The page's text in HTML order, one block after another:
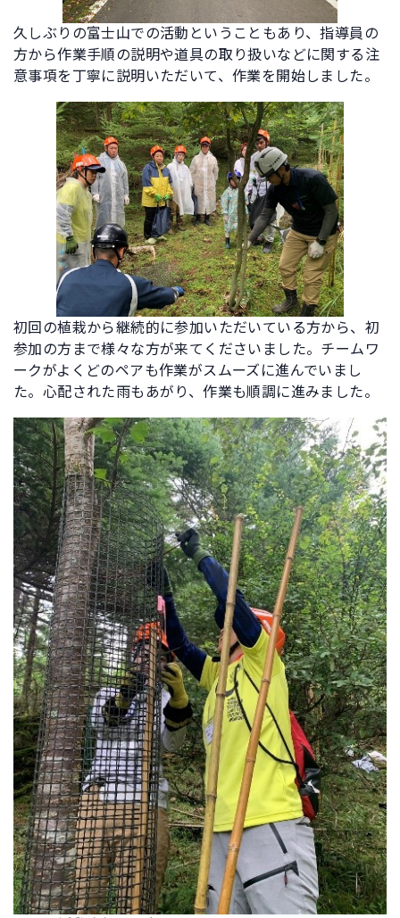
久しぶりの富士山での活動ということもあり、指導員の
方から作業手順の説明や道具の取り扱いなどに関する注
意事項を丁寧に説明いただいて、作業を開始しました。
初回の植栽から継続的に参加いただいている方から、初
参加の方まで様々な方が来てくださいました。チームワ
ークがよくどのペアも作業がスムーズに進んでいまし
た。心配された雨もあがり、作業も順調に進みました。